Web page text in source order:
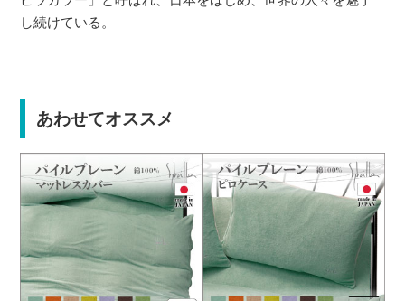
し続けている。
あわせてオススメ